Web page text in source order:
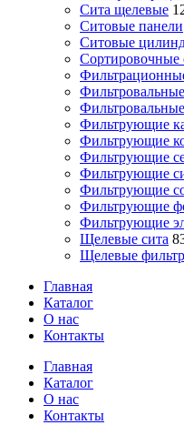
Сита щелевые
Ситовые панели
Ситовые
Сортировочные
Фильтрующие
Фильтрующие
Фильтрующие
Фильтрующие
Фильтрующие
Фильтрующие
Фильтрующие
Щелевые сита
Щелевые
Главная
Каталог
О нас
Контакты
Close
Menu
Главная
Каталог
О нас
Контакты